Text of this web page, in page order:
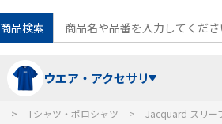
商品検索
ウエア・アクセサリ
Tシャツ・ポロシャツ Jacquard スリー